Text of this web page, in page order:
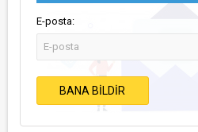
E-posta:
BANA BILDIR